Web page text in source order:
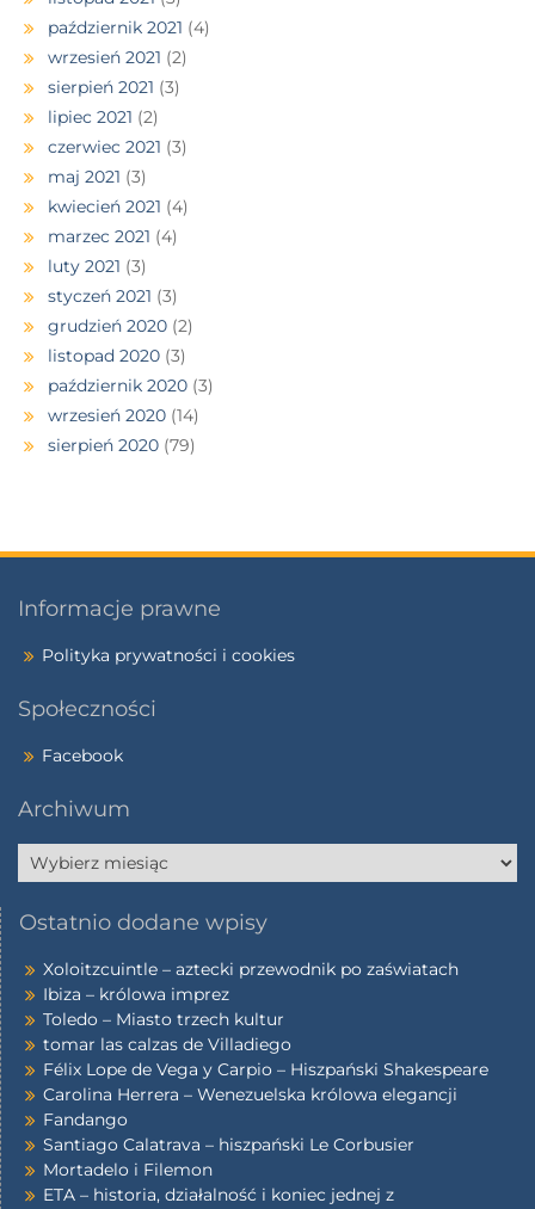
październik 2021 (4)
wrzesień 2021 (2)
sierpień 2021 (3)
lipiec 2021 (2)
czerwiec 2021 (3)
maj 2021 (3)
kwiecień 2021 (4)
marzec 2021 (4)
luty 2021 (3)
styczeń 2021 (3)
grudzień 2020 (2)
listopad 2020 (3)
październik 2020 (3)
wrzesień 2020 (14)
sierpień 2020 (79)
Informacje prawne
Polityka prywatności i cookies
Społeczności
Facebook
Archiwum
Ostatnio dodane wpisy
Xoloitzcuintle – aztecki przewodnik po zaświatach
Ibiza – królowa imprez
Toledo – Miasto trzech kultur
tomar las calzas de Villadiego
Félix Lope de Vega y Carpio – Hiszpański Shakespeare
Carolina Herrera – Wenezuelska królowa elegancji
Fandango
Santiago Calatrava – hiszpański Le Corbusier
Mortadelo i Filemon
ETA – historia, działalność i koniec jednej z